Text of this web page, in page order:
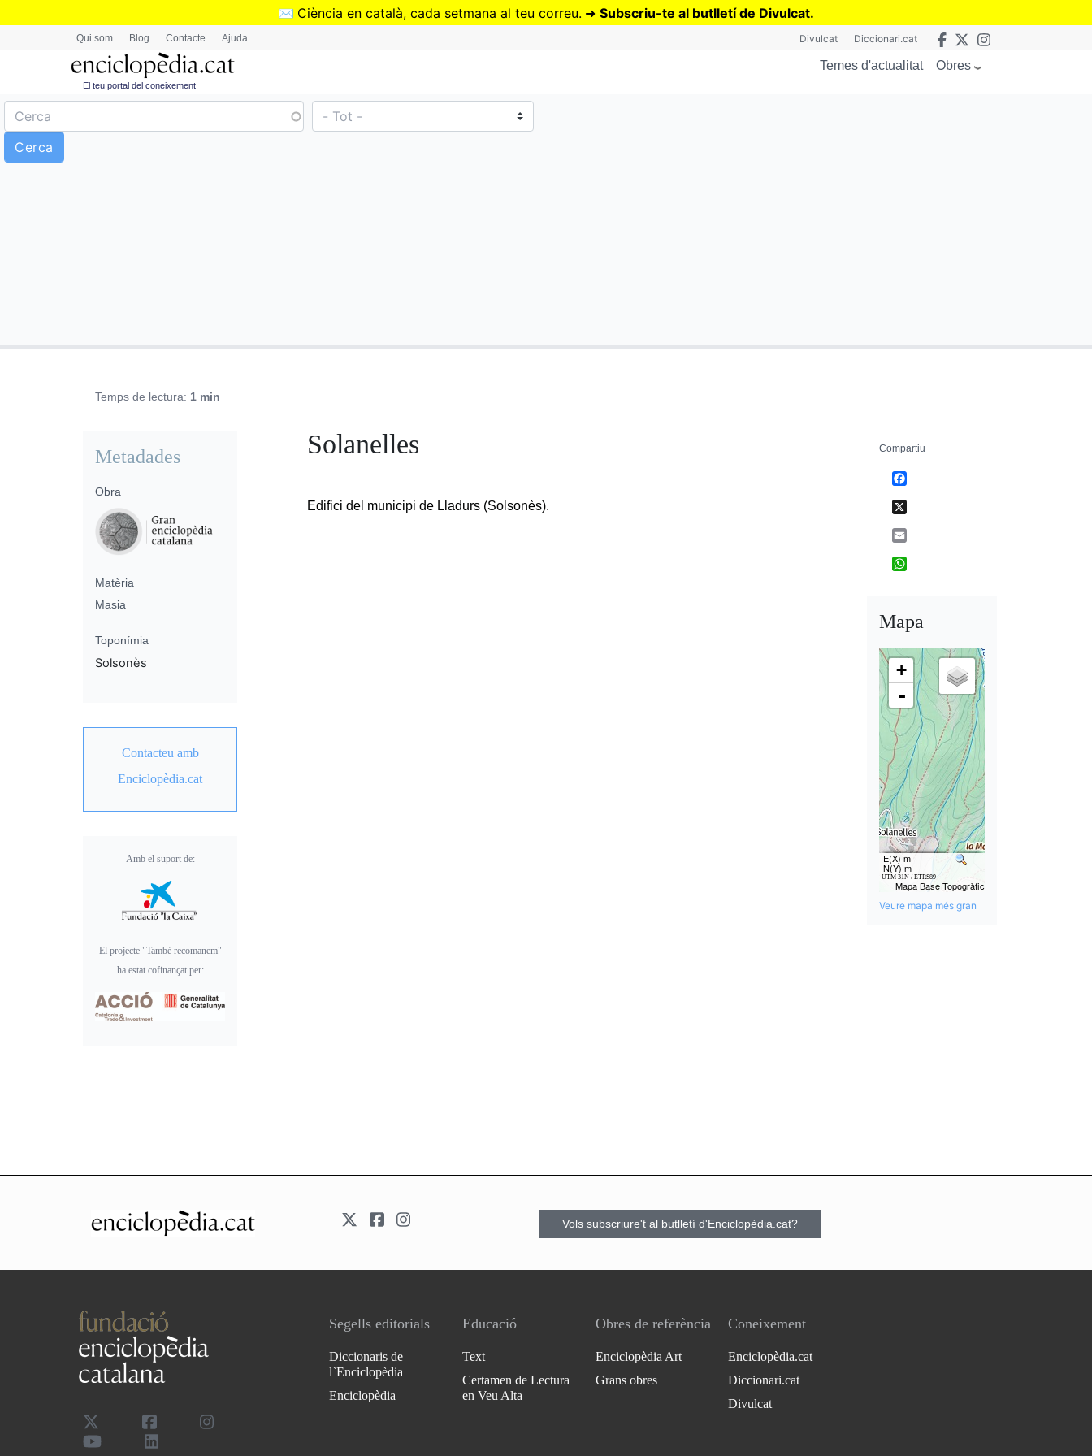
Vés
✉️ Ciència en català, cada setmana al teu correu. ➜ Subscriu-te al butlletí de Divulcat.
Qui som Blog Contacte Ajuda Divulcat Diccionari.cat
El teu portal del coneixement
Temes d'actualitat Obres
Temps de lectura: 1 min
Solanelles
Edifici del municipi de Lladurs (Solsonès).
Metadades
Obra
Matèria
Masia
Toponímia
Solsonès
Contacteu amb
Enciclopèdia.cat
Amb el suport de:
El projecte "També recomanem"
ha estat cofinançat per:
Compartiu
Mapa
Veure mapa més gran
Vols subscriure't al butlletí d'Enciclopèdia.cat?
Segells editorials
Diccionaris de
l`Enciclopèdia
Enciclopèdia
Educació
Text
Certamen de Lectura
en Veu Alta
Obres de referència
Enciclopèdia Art
Grans obres
Coneixement
Enciclopèdia.cat
Diccionari.cat
Divulcat